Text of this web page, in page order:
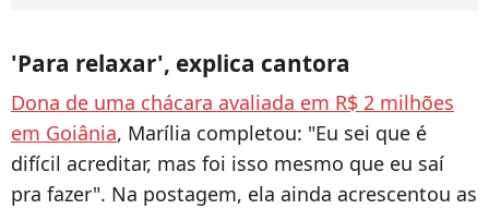
'Para relaxar', explica cantora
Dona de uma chácara avaliada em R$ 2 milhões
em Goiânia, Marília completou: "Eu sei que é
difícil acreditar, mas foi isso mesmo que eu saí
pra fazer". Na postagem, ela ainda acrescentou as